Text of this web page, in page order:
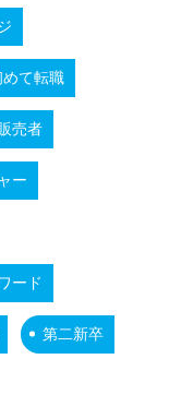
て転職
売者
ー
ード
第二新卒